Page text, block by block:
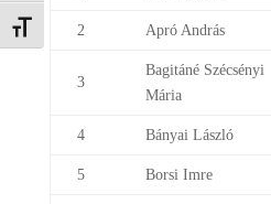
Betűméret váltása
2 Apró András
3
Bagitáné Szécsényi
Mária
4 Bányai László
5 Borsi Imre